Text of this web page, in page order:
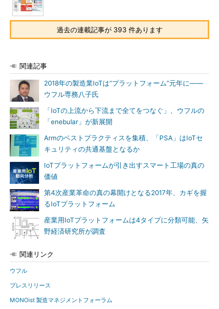
過去の連載記事が 393 件あります
関連記事
2018年の製造業IoTは“プラットフォーム”元年に――
ウフル専務八子氏
「IoTの上流から下流まで全てをつなぐ」、ウフルの
「enebular」が新展開
Armのベストプラクティスを集積、「PSA」はIoTセ
キュリティの共通基盤となるか
IoTプラットフォームが引き出すスマート工場の真の
価値
第4次産業革命の真の幕開けとなる2017年、カギを握
るIoTプラットフォーム
産業用IoTプラットフォームは4タイプに分類可能、矢
野経済研究所が調査
関連リンク
ウフル
プレスリリース
MONOist 製造マネジメントフォーラム